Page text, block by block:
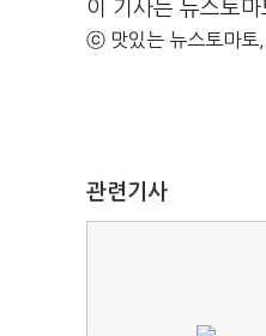
이 기사는 뉴스토
ⓒ 맛있는 뉴스토마토,
관련기사